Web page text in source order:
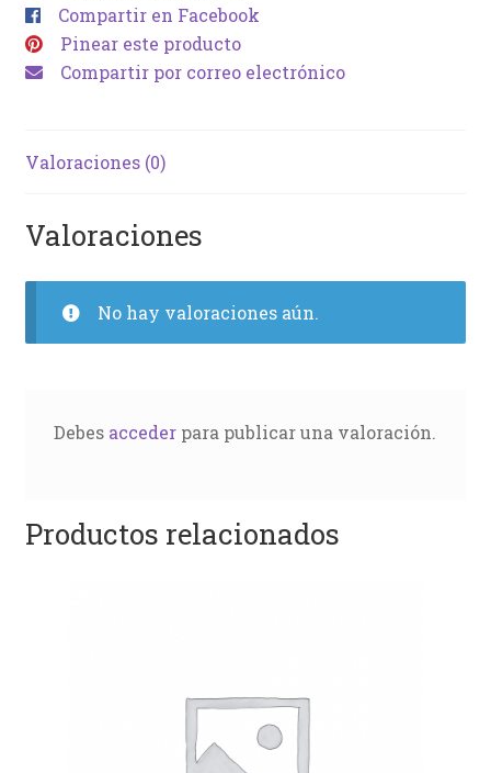
Compartir en Facebook
Pinear este producto
Compartir por correo electrónico
Valoraciones (0)
Valoraciones
No hay valoraciones aún.
Debes accederpara publicar una valoración.
Productos relacionados